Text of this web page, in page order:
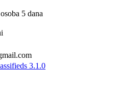
5 dana
3.1.0